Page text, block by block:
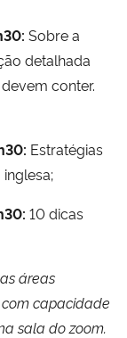
Sobre a
detalhada
conter.
Estratégias
10 dicas
áreas
capacidade
sala do zoom.